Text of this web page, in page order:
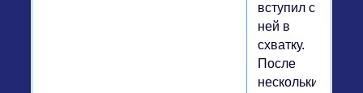
вступил с
ней в
схватку.
После
нескольких